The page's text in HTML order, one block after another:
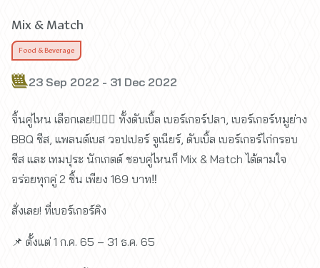
Mix & Match
Food & Beverage
23 Sep 2022 - 31 Dec 2022
จิ้นคู่ไหน เลือกเลย!👌🏻😉 ทั้งดับเบิ้ล เบอร์เกอร์ปลา, เบอร์เกอร์หมูย่าง
BBQ ชีส, แพลนต์เบส วอปเปอร์ จูเนียร์, ดับเบิ้ล เบอร์เกอร์ไก่กรอบ
ชีส และ เทมปุระ นักเกตต์ ชอบคู่ไหนก็ Mix & Match ได้ตามใจ
อร่อยทุกคู่ 2 ชิ้น เพียง 169 บาท‼️
สั่งเลย! ที่เบอร์เกอร์คิง
📌 ตั้งแต่ 1 ก.ค. 65 – 31 ธ.ค. 65